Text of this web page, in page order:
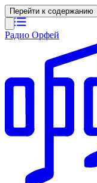
Перейти к содержанию
Радио Орфей